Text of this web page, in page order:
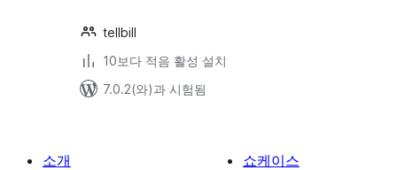
tellbill
10보다 적음 활성 설치
7.0.2(와)과 시험됨
소개
쇼케이스